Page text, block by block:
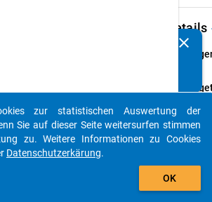
Details
Kinder
haben
Sie
clear
auto_stories
add_shopping_cart
zur statistischen Auswertung der
Sie auf dieser Seite weitersurfen stimmen
zu. Weitere Informationen zu Cookies
Datenschutzerkärung.
OK